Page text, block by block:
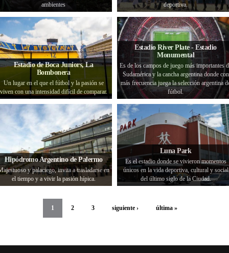
ambientes
deportiva.
Estadio de Boca Juniors, La
Bombonera
Un lugar en el que el fútbol y la pasión se
viven con una intensidad difícil de comparar.
Estadio River Plate - Estadio
Monumental
Es de los campos de juego más importantes
Sudamérica y la cancha argentina donde con
más frecuencia juega la selección argentina
fútbol.
Hipódromo Argentino de Palermo
y palaciego, invita a trasladarse en
el tiempo y a vivir la pasión hípica.
Luna Park
Es el estadio donde se vivieron momentos
únicos en la vida deportiva, cultural y social
del último siglo de la Ciudad.
1 2 3 siguiente › última »